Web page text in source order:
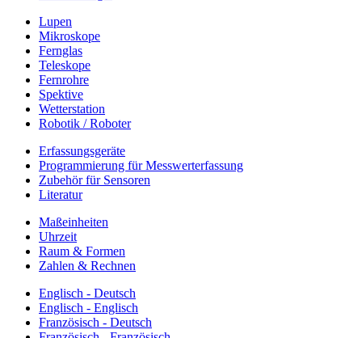
Lupen
Mikroskope
Fernglas
Teleskope
Fernrohre
Spektive
Wetterstation
Robotik / Roboter
Erfassungsgeräte
Programmierung für Messwerterfassung
Zubehör für Sensoren
Literatur
Maßeinheiten
Uhrzeit
Raum & Formen
Zahlen & Rechnen
Englisch - Deutsch
Englisch - Englisch
Französisch - Deutsch